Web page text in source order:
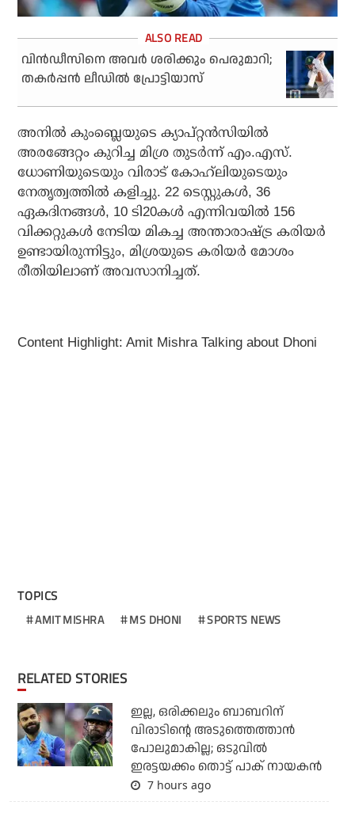
വിന്‍ഡീസിനെ അവര്‍ ശരിക്കും പെരുമാറി;
തകര്‍പ്പന്‍ ലീഡില്‍ പ്രോട്ടിയാസ്
അനില്‍ കുംബ്ലെയുടെ ക്യാപ്റ്റന്‍സിയില്‍
അരങ്ങേറ്റം കുറിച്ച മിശ്ര തുടര്‍ന്ന് എം.എസ്.
ധോണിയുടെയും വിരാട് കോഹ്‌ലിയുടെയും
നേതൃത്വത്തില്‍ കളിച്ചു. 22 ടെസ്റ്റുകള്‍, 36
ഏകദിനങ്ങള്‍, 10 ടി20കള്‍ എന്നിവയില്‍ 156
വിക്കറ്റുകള്‍ നേടിയ മികച്ച അന്താരാഷ്ട്ര കരിയര്‍
ഉണ്ടായിരുന്നിട്ടും, മിശ്രയുടെ കരിയര്‍ മോശം
രീതിയിലാണ് അവസാനിച്ചത്.
Content Highlight: Amit Mishra Talking about Dhoni
TOPICS
AMIT MISHRA MS DHONI SPORTS NEWS
RELATED STORIES
ഇല്ല, ഒരിക്കലും ബാബറിന്
വിരാടിന്റെ അടുത്തെത്താന്‍
പോലുമാകില്ല; ഒടുവില്‍
ഇരട്ടയക്കം തൊട്ട് പാക് നായകന്‍
7 hours ago